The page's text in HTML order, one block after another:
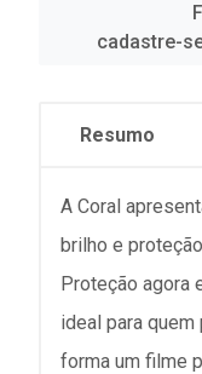
cadastre-
Resumo
A Coral
brilho e
Proteção agora
ideal para
forma um filme